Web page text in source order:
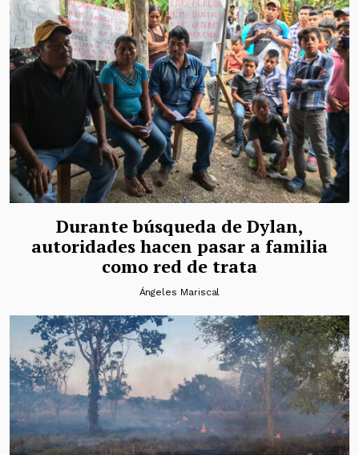
Durante búsqueda de Dylan,
autoridades hacen pasar a familia
como red de trata
Ángeles Mariscal